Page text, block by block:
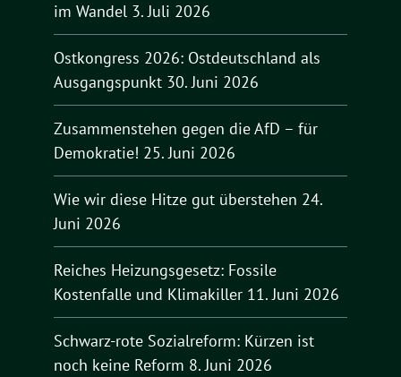
im Wandel 3. Juli 2026
Ostkongress 2026: Ostdeutschland als
Ausgangspunkt 30. Juni 2026
Zusammenstehen gegen die AfD – für
Demokratie! 25. Juni 2026
Wie wir diese Hitze gut überstehen 24.
Juni 2026
Reiches Heizungsgesetz: Fossile
Kostenfalle und Klimakiller 11. Juni 2026
Schwarz-rote Sozialreform: Kürzen ist
noch keine Reform 8. Juni 2026